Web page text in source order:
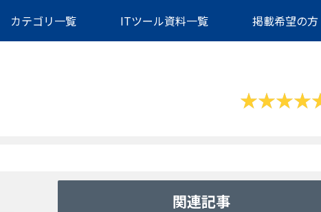
カテゴリ一覧 ITツール資料一覧 掲載希望の方
関連記事